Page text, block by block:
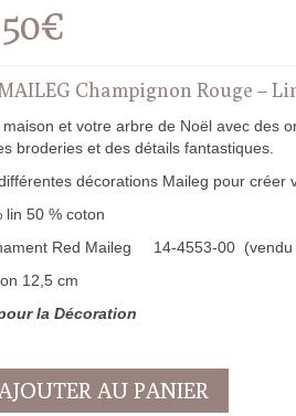
:
€Le
prix
actuel
est :
9.50€.
Champignon Rouge –
et votre arbre de Noël avec des
broderies et des détails fantastiques.
décorations Maileg pour créer
lin 50 % coton
Red Maileg 14-4553-00 (vendu
12,5 cm
la Décoration
AJOUTER AU PANIER